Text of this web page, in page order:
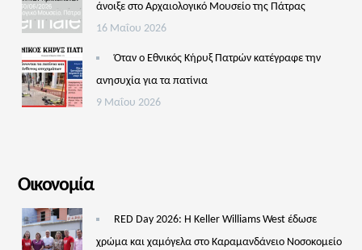
άνοιξε στο Αρχαιολογικό Μουσείο της Πάτρας
16 Μαΐου 2026
Όταν ο Εθνικός Κήρυξ Πατρών κατέγραφε την
ανησυχία για τα πατίνια
9 Μαΐου 2026
Οικονομία
RED Day 2026: Η Keller Williams West έδωσε
χρώμα και χαμόγελα στο Καραμανδάνειο Νοσοκομείο